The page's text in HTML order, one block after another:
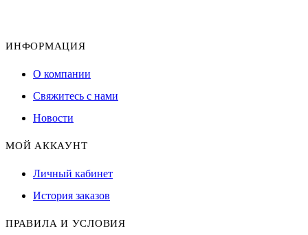
ИНФОРМАЦИЯ
О компании
Свяжитесь с нами
Новости
МОЙ АККАУНТ
Личный кабинет
История заказов
ПРАВИЛА И УСЛОВИЯ